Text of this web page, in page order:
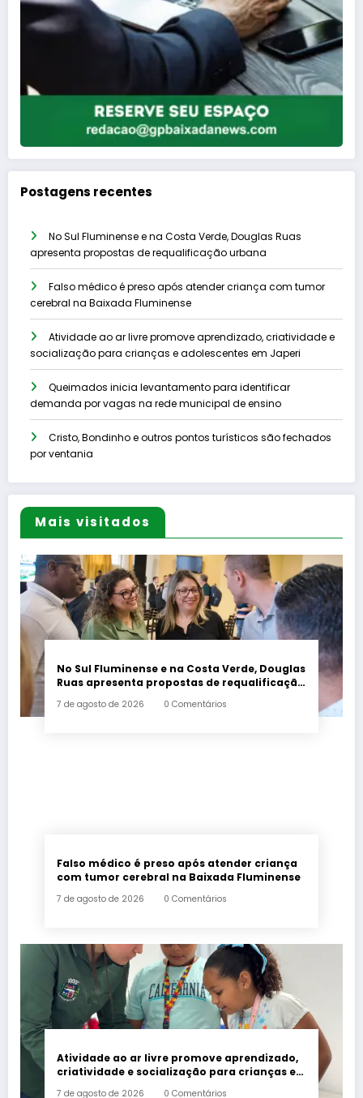
Postagens recentes
No Sul Fluminense e na Costa Verde, Douglas Ruas
apresenta propostas de requalificação urbana
Falso médico é preso após atender criança com tumor
cerebral na Baixada Fluminense
Atividade ao ar livre promove aprendizado, criatividade e
socialização para crianças e adolescentes em Japeri
Queimados inicia levantamento para identificar
demanda por vagas na rede municipal de ensino
Cristo, Bondinho e outros pontos turísticos são fechados
por ventania
Mais visitados
No Sul Fluminense e na Costa Verde, Douglas
Ruas apresenta propostas de requalificação
7 de agosto de 2026 0 Comentários
Falso médico é preso após atender criança
com tumor cerebral na Baixada Fluminense
7 de agosto de 2026 0 Comentários
Atividade ao ar livre promove aprendizado,
criatividade e socialização para crianças e
7 de agosto de 2026 0 Comentários